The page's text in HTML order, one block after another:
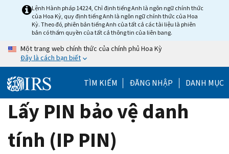
Lệnh Hành pháp 14224, Chỉ định tiếng Anh là ngôn ngữ chính thức
của Hoa Kỳ, quy định tiếng Anh là ngôn ngữ chính thức của Hoa
Kỳ. Theo đó, phiên bản tiếng Anh của tất cả các tài liệu là phiên
bản có thẩm quyền của tất cả thông tin của liên bang.
Một trang web chính thức của chính phủ Hoa Kỳ
Đây là cách bạn biết
TÌM KIẾM ĐĂNG NHẬP DANH MỤC
Lấy PIN bảo vệ danh
tính (IP PIN)